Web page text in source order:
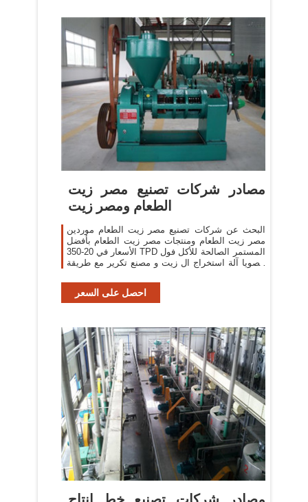
مصادر شركات تصنيع مصر زيت
الطعام ومصر زيت
البحث عن شركات تصنيع مصر زيت الطعام موردين
مصر زيت الطعام ومنتجات مصر زيت الطعام بأفضل
الأسعار في 20-350 TPD المستمر الصالحة للأكل فول
الصويا آلة استخراج ال زيت و مصنع تكرير مع طريقة
احصل على السعر